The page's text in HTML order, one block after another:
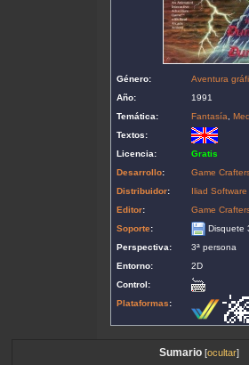
Género:
Aventura
Año:
1991
Temática:
Fantasía ,
Textos:
Licencia:
Gratis
Desarrollo:
Game
Distribuidor:
Iliad Software
Editor:
Game
Soporte:
Disquete
Perspectiva:
3ª persona
Entorno:
2D
Control:
Plataformas:
Sumario